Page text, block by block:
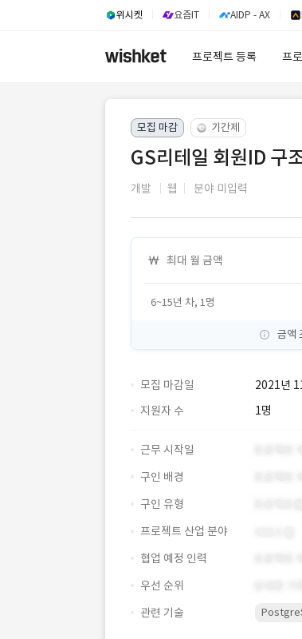
위시켓 요즘IT AIDP - AX
프로젝트 등록 프
모집 마감 기간제
GS리테일 회원ID 구
개발 웹 분야 미입력
최대 월 금액
6~15년 차, 1명
금액
모집 마감일
2021년
지원자 수
1명
근무 시작일
구인 배경
구인 유형
프로젝트 산업 분야
협업 예정 인력
우선 순위
관련 기술